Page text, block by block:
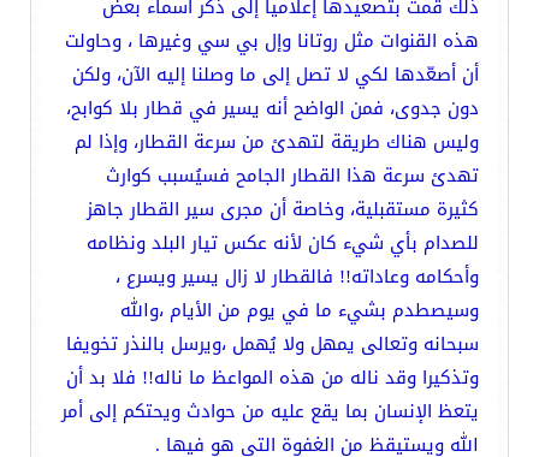
ذلك قمت بتصعيدها إعلامياً إلى ذكر أسماء بعض
هذه القنوات مثل روتانا وإل بي سي وغيرها ، وحاولت
أن أصعّدها لكي لا تصل إلى ما وصلنا إليه الآن، ولكن
دون جدوى، فمن الواضح أنه يسير في قطار بلا كوابح،
وليس هناك طريقة لتهدئ من سرعة القطار، وإذا لم
تهدئ سرعة هذا القطار الجامح فسيُسبب كوارث
كثيرة مستقبلية، وخاصة أن مجرى سير القطار جاهز
للصدام بأي شيء كان لأنه عكس تيار البلد ونظامه
وأحكامه وعاداته!! فالقطار لا زال يسير ويسرع ،
وسيصطدم بشيء ما في يوم من الأيام ،والله
سبحانه وتعالى يمهل ولا يُهمل ،ويرسل بالنذر تخويفا
وتذكيرا وقد ناله من هذه المواعظ ما ناله!! فلا بد أن
يتعظ الإنسان بما يقع عليه من حوادث ويحتكم إلى أمر
الله ويستيقظ من الغفوة التي هو فيها .